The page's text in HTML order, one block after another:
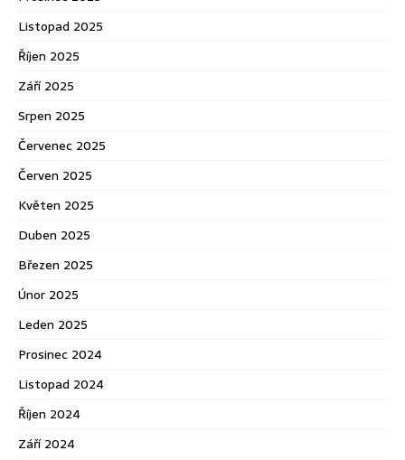
Listopad 2025
Říjen 2025
Září 2025
Srpen 2025
Červenec 2025
Červen 2025
Květen 2025
Duben 2025
Březen 2025
Únor 2025
Leden 2025
Prosinec 2024
Listopad 2024
Říjen 2024
Září 2024